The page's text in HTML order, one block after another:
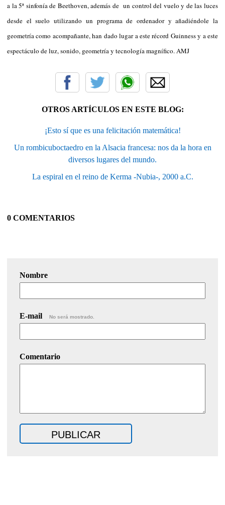
a la 5ª sinfonía de Beethoven, además de un control del vuelo y de las luces
desde el suelo utilizando un programa de ordenador y añadiéndole la
geometría como acompañante, han dado lugar a este récord Guinness y a este
espectáculo de luz, sonido, geometría y tecnología magnífico. AMJ
OTROS ARTÍCULOS EN ESTE BLOG:
¡Esto sí que es una felicitación matemática!
Un rombicuboctaedro en la Alsacia francesa: nos da la hora en
diversos lugares del mundo.
La espiral en el reino de Kerma -Nubia-, 2000 a.C.
0 COMENTARIOS
Nombre
E-mail No será mostrado.
Comentario